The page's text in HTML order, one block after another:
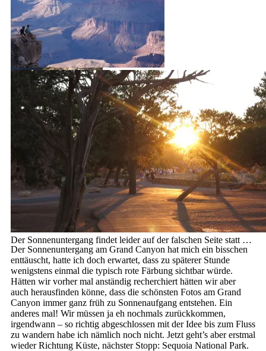
Und immer ein Stück weiter …
Der Sonnenuntergang findet leider auf der falschen Seite statt …
Der Sonnenuntergang am Grand Canyon hat mich ein bisschen
enttäuscht, hatte ich doch erwartet, dass zu späterer Stunde
wenigstens einmal die typisch rote Färbung sichtbar würde.
Hätten wir vorher mal anständig recherchiert hätten wir aber
auch herausfinden könne, dass die schönsten Fotos am Grand
Canyon immer ganz früh zu Sonnenaufgang entstehen. Ein
anderes mal! Wir müssen ja eh nochmals zurückkommen,
irgendwann – so richtig abgeschlossen mit der Idee bis zum Fluss
zu wandern habe ich nämlich noch nicht. Jetzt geht’s aber erstmal
wieder Richtung Küste, nächster Stopp: Sequoia National Park.